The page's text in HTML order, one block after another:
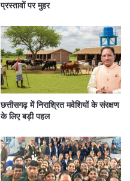
प्रस्तावों पर मुहर
छत्तीसगढ़ में निराश्रित मवेशियों के संरक्षण
के लिए बड़ी पहल